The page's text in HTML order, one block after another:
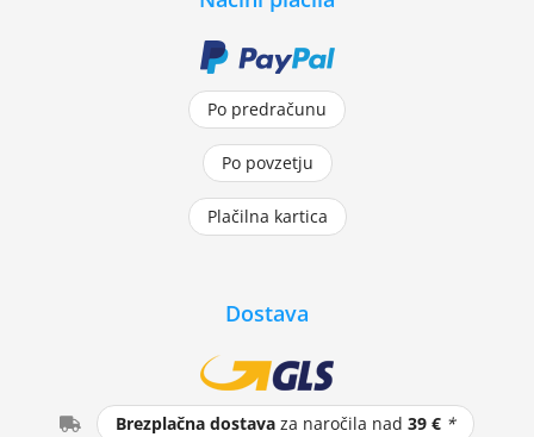
Po predračunu
Po povzetju
Plačilna kartica
Dostava
Brezplačna dostava za naročila nad39 € *